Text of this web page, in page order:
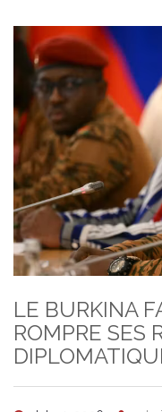
LE BURKINA
ROMPRE SES